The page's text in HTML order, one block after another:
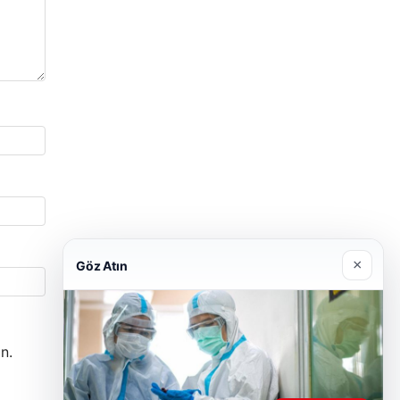
Göz Atın ×